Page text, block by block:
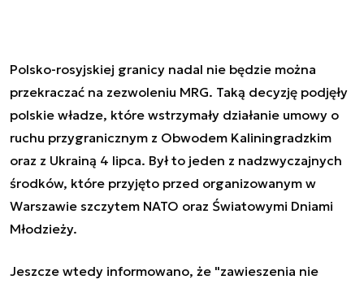
Polsko-rosyjskiej granicy nadal nie będzie można
przekraczać na zezwoleniu MRG. Taką decyzję podjęły
polskie władze, które wstrzymały działanie umowy o
ruchu przygranicznym z Obwodem Kaliningradzkim
oraz z Ukrainą 4 lipca. Był to jeden z nadzwyczajnych
środków, które przyjęto przed organizowanym w
Warszawie szczytem NATO oraz Światowymi Dniami
Młodzieży.
Jeszcze wtedy informowano, że "zawieszenia nie